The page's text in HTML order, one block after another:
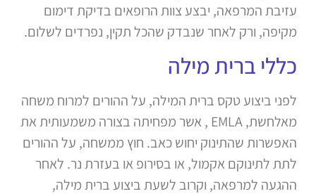
עזיבת המרפאה, יבצע צוות הרופאים בדיקת דימום
מקיפה, ורק לאחר שנבדק שהכל תקין, נפרדים לשלום.
כללי ברית מילה
לפני ביצוע טקס ברית המילה, על ההורים למרוח משחה
מאלחשת, EMLA , אשר מפחיתה בצורה משמעותית את
האפשרות שהתינוק יחוש כאב. חוץ ממשחה, על ההורים
לתת לתינוקם אקמול, או בסירופ או בעזרת נר. לאחר
ההגעה למרפאה, וקרוב לשעת ביצוע ברית מילה,